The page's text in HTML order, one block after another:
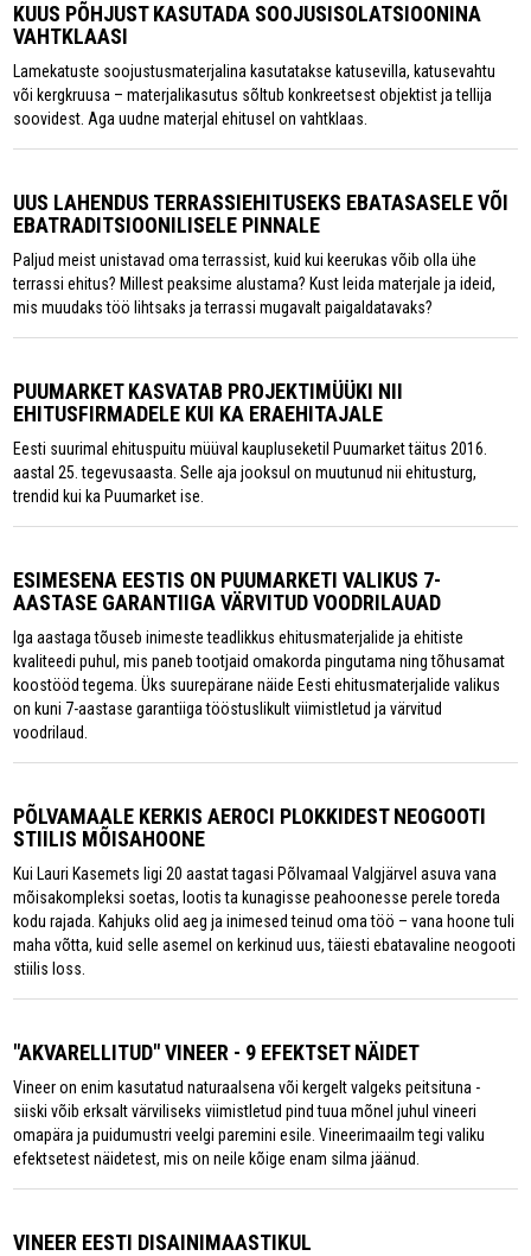
KUUS PÕHJUST KASUTADA SOOJUSISOLATSIOONINA
VAHTKLAASI
Lamekatuste soojustusmaterjalina kasutatakse katusevilla, katusevahtu
või kergkruusa – materjalikasutus sõltub konkreetsest objektist ja tellija
soovidest. Aga uudne materjal ehitusel on vahtklaas.
UUS LAHENDUS TERRASSIEHITUSEKS EBATASASELE VÕI
EBATRADITSIOONILISELE PINNALE
Paljud meist unistavad oma terrassist, kuid kui keerukas võib olla ühe
terrassi ehitus? Millest peaksime alustama? Kust leida materjale ja ideid,
mis muudaks töö lihtsaks ja terrassi mugavalt paigaldatavaks?
PUUMARKET KASVATAB PROJEKTIMÜÜKI NII
EHITUSFIRMADELE KUI KA ERAEHITAJALE
Eesti suurimal ehituspuitu müüval kaupluseketil Puumarket täitus 2016.
aastal 25. tegevusaasta. Selle aja jooksul on muutunud nii ehitusturg,
trendid kui ka Puumarket ise.
ESIMESENA EESTIS ON PUUMARKETI VALIKUS 7-
AASTASE GARANTIIGA VÄRVITUD VOODRILAUAD
Iga aastaga tõuseb inimeste teadlikkus ehitusmaterjalide ja ehitiste
kvaliteedi puhul, mis paneb tootjaid omakorda pingutama ning tõhusamat
koostööd tegema. Üks suurepärane näide Eesti ehitusmaterjalide valikus
on kuni 7-aastase garantiiga tööstuslikult viimistletud ja värvitud
voodrilaud.
PÕLVAMAALE KERKIS AEROCI PLOKKIDEST NEOGOOTI
STIILIS MÕISAHOONE
Kui Lauri Kasemets ligi 20 aastat tagasi Põlvamaal Valgjärvel asuva vana
mõisakompleksi soetas, lootis ta kunagisse peahoonesse perele toreda
kodu rajada. Kahjuks olid aeg ja inimesed teinud oma töö – vana hoone tuli
maha võtta, kuid selle asemel on kerkinud uus, täiesti ebatavaline neogooti
stiilis loss.
"AKVARELLITUD" VINEER - 9 EFEKTSET NÄIDET
Vineer on enim kasutatud naturaalsena või kergelt valgeks peitsituna -
siiski võib erksalt värviliseks viimistletud pind tuua mõnel juhul vineeri
omapära ja puidumustri veelgi paremini esile. Vineerimaailm tegi valiku
efektsetest näidetest, mis on neile kõige enam silma jäänud.
VINEER EESTI DISAINIMAASTIKUL